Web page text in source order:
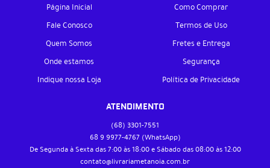
Página Inicial
Fale Conosco
Quem Somos
Onde estamos
Indique nossa Loja
Como Comprar
Termos de Uso
Fretes e Entrega
Segurança
Política de Privacidade
ATENDIMENTO
(68) 3301-7551
68 9 9977-4767 (WhatsApp)
De Segunda à Sexta das 7:00 às 18:00 e Sábado das 08:00 às 12:00
contato@livrariametanoia.com.br